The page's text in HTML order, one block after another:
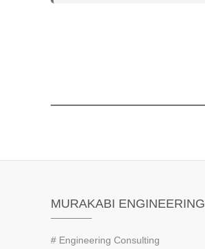
MURAKABI ENGINEERING
# Engineering Consulting